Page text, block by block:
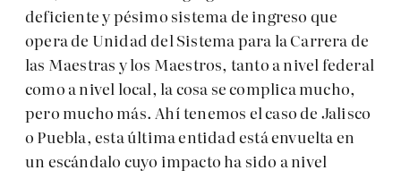
deficiente y pésimo sistema de ingreso que
opera de Unidad del Sistema para la Carrera de
las Maestras y los Maestros, tanto a nivel federal
como a nivel local, la cosa se complica mucho,
pero mucho más. Ahí tenemos el caso de Jalisco
o Puebla, esta última entidad está envuelta en
un escándalo cuyo impacto ha sido a nivel